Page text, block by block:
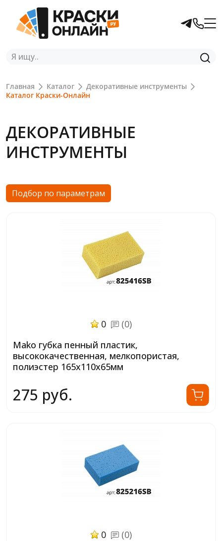
Главная Каталог
Декоративные инструменты
Каталог Краски-Онлайн
ДЕКОРАТИВНЫЕ
ИНСТРУМЕНТЫ
Подбор по параметрам
0
(0)
Mako губка пенный пластик,
высококачественная, мелкопористая,
полиэстер 165х110х65мм
275 руб.
0
(0)